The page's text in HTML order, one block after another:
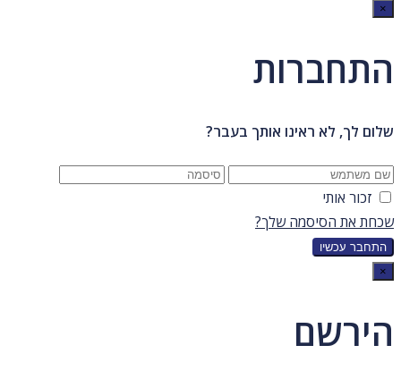
×
התחברות
שלום לך, לא ראינו אותך בעבר?
זכור אותי
שכחת את הסיסמה שלך?
×
הירשם